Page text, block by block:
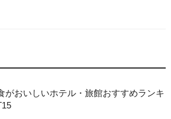
がおいしいホテル・旅館おすすめランキ